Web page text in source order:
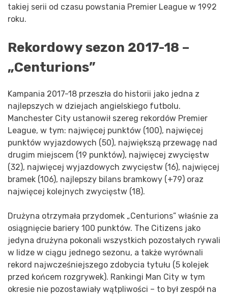
takiej serii od czasu powstania Premier League w 1992
roku.
Rekordowy sezon 2017-18 –
„Centurions”
Kampania 2017-18 przeszła do historii jako jedna z
najlepszych w dziejach angielskiego futbolu.
Manchester City ustanowił szereg rekordów Premier
League, w tym: najwięcej punktów (100), najwięcej
punktów wyjazdowych (50), największą przewagę nad
drugim miejscem (19 punktów), najwięcej zwycięstw
(32), najwięcej wyjazdowych zwycięstw (16), najwięcej
bramek (106), najlepszy bilans bramkowy (+79) oraz
najwięcej kolejnych zwycięstw (18).
Drużyna otrzymała przydomek „Centurions” właśnie za
osiągnięcie bariery 100 punktów. The Citizens jako
jedyna drużyna pokonali wszystkich pozostałych rywali
w lidze w ciągu jednego sezonu, a także wyrównali
rekord najwcześniejszego zdobycia tytułu (5 kolejek
przed końcem rozgrywek). Rankingi Man City w tym
okresie nie pozostawiały wątpliwości – to był zespół na